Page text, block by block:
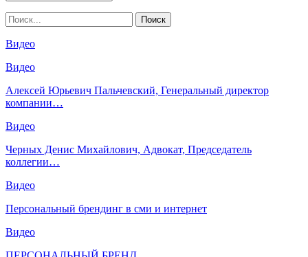
Видео
Видео
Алексей Юрьевич Пальчевский, Генеральный директор
компании…
Видео
Черных Денис Михайлович, Адвокат, Председатель
коллегии…
Видео
Персональный брендинг в сми и интернет
Видео